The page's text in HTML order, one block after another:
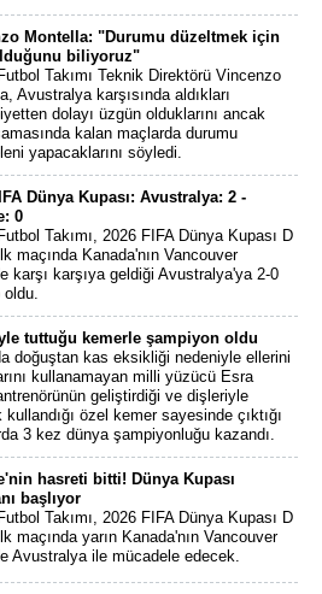
Montella: "Durumu düzeltmek için
biliyoruz"
Takımı Teknik Direktörü Vincenzo
Avustralya karşısında aldıkları
dolayı üzgün olduklarını ancak
kalan maçlarda durumu
yapacaklarını söyledi.
Dünya Kupası: Avustralya: 2 -
0
Takımı, 2026 FIFA Dünya Kupası D
maçında Kanada'nın Vancouver
karşı karşıya geldiği Avustralya'ya 2-0
oldu.
tuttuğu kemerle şampiyon oldu
doğuştan kas eksikliği nedeniyle ellerini
kullanamayan milli yüzücü Esra
geliştirdiği ve dişleriyle
kullandığı özel kemer sayesinde çıktığı
3 kez dünya şampiyonluğu kazandı.
hasreti bitti! Dünya Kupası
başlıyor
Takımı, 2026 FIFA Dünya Kupası D
maçında yarın Kanada'nın Vancouver
Avustralya ile mücadele edecek.